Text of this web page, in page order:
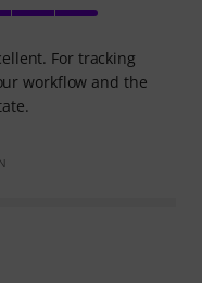
For tracking
workflow and the